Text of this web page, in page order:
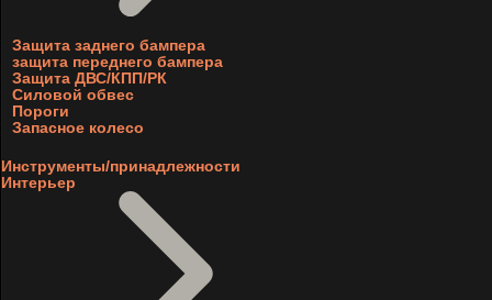
Защита заднего бампера
защита переднего бампера
Защита ДВС/КПП/РК
Силовой обвес
Пороги
Запасное колесо
Инструменты/принадлежности
Интерьер